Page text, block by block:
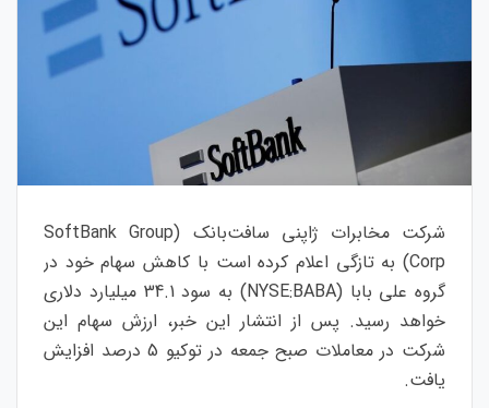
شرکت مخابرات ژاپنی سافت‌بانک (SoftBank Group
Corp) به تازگی اعلام کرده است با کاهش سهام خود در
گروه علی بابا (NYSE:BABA) به سود 34.1 میلیارد دلاری
خواهد رسید. پس از انتشار این خبر، ارزش سهام این
شرکت در معاملات صبح جمعه در توکیو 5 درصد افزایش
یافت.